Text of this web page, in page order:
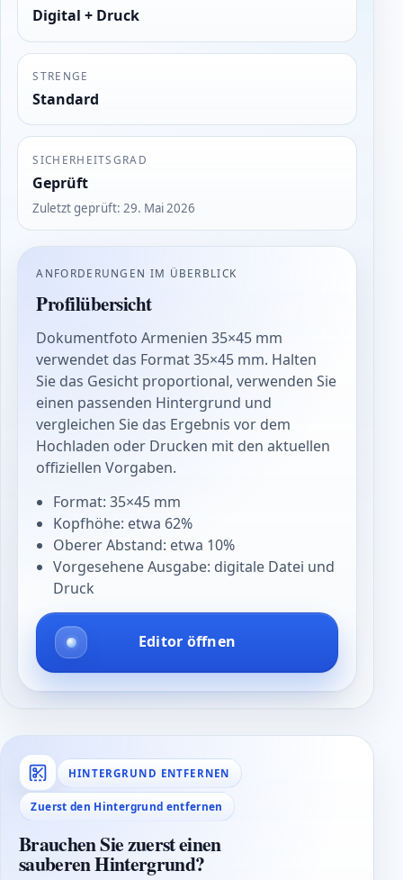
Digital + Druck
STRENGE
Standard
SICHERHEITSGRAD
Geprüft
Zuletzt geprüft:29. Mai 2026
ANFORDERUNGEN IM ÜBERBLICK
Profilübersicht
Dokumentfoto Armenien 35×45 mm
verwendet das Format 35×45 mm. Halten
Sie das Gesicht proportional, verwenden Sie
einen passenden Hintergrund und
vergleichen Sie das Ergebnis vor dem
Hochladen oder Drucken mit den aktuellen
offiziellen Vorgaben.
Format: 35×45 mm
Kopfhöhe: etwa 62%
Oberer Abstand: etwa 10%
Vorgesehene Ausgabe: digitale Datei und
Druck
Editor öffnen
HINTERGRUND ENTFERNEN
Zuerst den Hintergrund entfernen
Brauchen Sie zuerst einen
sauberen Hintergrund?